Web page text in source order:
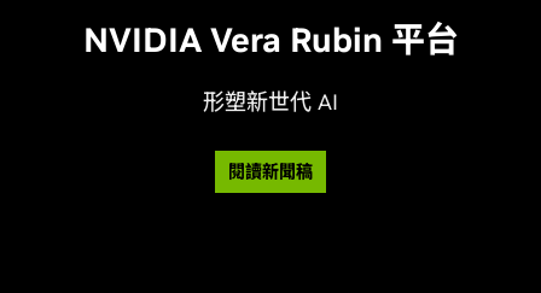
NVIDIA Vera Rubin 平台
形塑新世代 AI
閱讀新聞稿